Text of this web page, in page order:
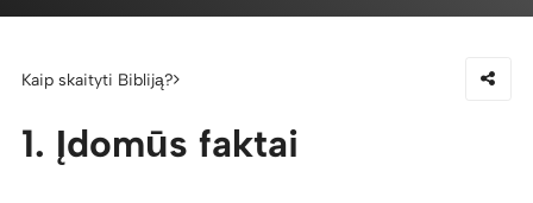
Kaip skaityti Bibliją?
1. Įdomūs faktai